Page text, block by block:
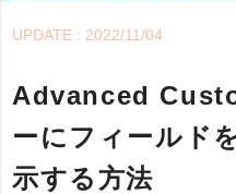
UPDATE : 2022/11/04
Advanced
ーにフィールド
示する方法